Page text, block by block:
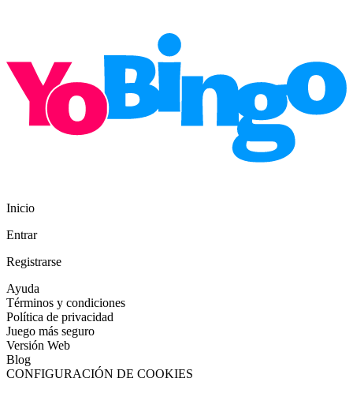
Inicio
Entrar
Registrarse
Ayuda
Términos y condiciones
Política de privacidad
Juego más seguro
Versión Web
Blog
CONFIGURACIÓN DE COOKIES